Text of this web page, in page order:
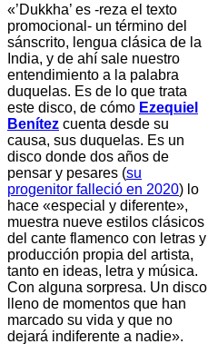
«’Dukkha’ es -reza el texto
promocional- un término del
sánscrito, lengua clásica de la
India, y de ahí sale nuestro
entendimiento a la palabra
duquelas. Es de lo que trata
este disco, de cómo Ezequiel
Benítez cuenta desde su
causa, sus duquelas. Es un
disco donde dos años de
pensar y pesares (su
progenitor falleció en 2020) lo
hace «especial y diferente»,
muestra nueve estilos clásicos
del cante flamenco con letras y
producción propia del artista,
tanto en ideas, letra y música.
Con alguna sorpresa. Un disco
lleno de momentos que han
marcado su vida y que no
dejará indiferente a nadie».